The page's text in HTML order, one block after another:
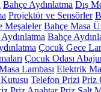
Bahçe Aydınlatma Dış
Projektör ve Sensörler
Meşaleler Bahçe Masa
Bahçe
Çocuk Gece
Çocuk Odası
Lambası Elektrik
Telefon Prizi Priz